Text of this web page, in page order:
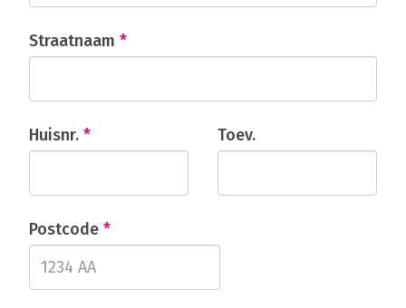
Straatnaam *
Huisnr. * Toev.
Postcode *